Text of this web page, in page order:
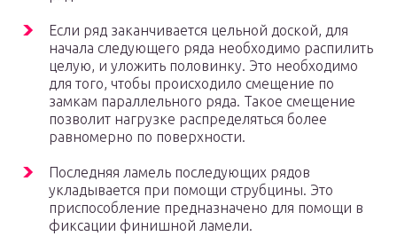
Если ряд заканчивается цельной доской, для
начала следующего ряда необходимо распилить
целую, и уложить половинку. Это необходимо
для того, чтобы происходило смещение по
замкам параллельного ряда. Такое смещение
позволит нагрузке распределяться более
равномерно по поверхности.
Последняя ламель последующих рядов
укладывается при помощи струбцины. Это
приспособление предназначено для помощи в
фиксации финишной ламели.